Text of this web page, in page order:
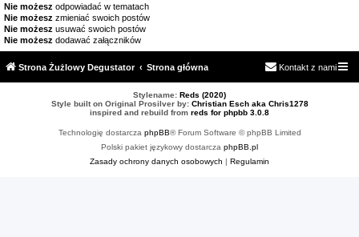
Nie możesz odpowiadać w tematach
Nie możesz zmieniać swoich postów
Nie możesz usuwać swoich postów
Nie możesz dodawać załączników
Strona Żużlowy Degustator Strona główna Kontakt z nami
Stylename: Reds (2020)
Style built on Original Prosilver by: Christian Esch aka Chris1278
inspired and rebuild from reds for phpbb 3.0.8
Technologię dostarcza phpBB® Forum Software © phpBB Limited
Polski pakiet językowy dostarcza phpBB.pl
Zasady ochrony danych osobowych | Regulamin